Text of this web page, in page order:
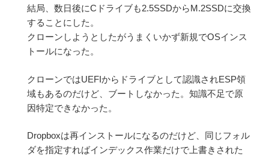
結局、数日後にCドライブも2.5SSDからM.2SSDに交換
することにした。
クローンしようとしたがうまくいかず新規でOSインス
トールになった。
クローンではUEFIからドライブとして認識されESP領
域もあるのだけど、ブートしなかった。知識不足で原
因特定できなかった。
Dropboxは再インストールになるのだけど、同じフォル
ダを指定すればインデックス作業だけで上書きされた